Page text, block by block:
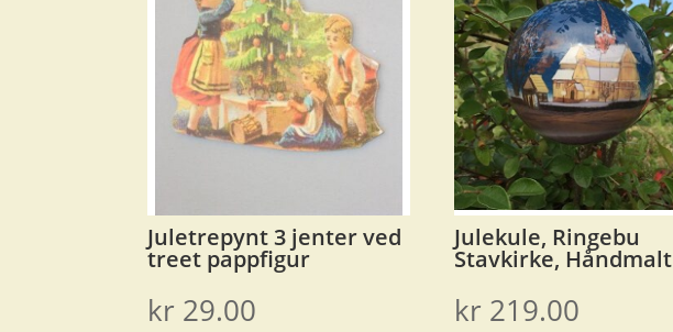
Juletrepynt 3 jenter ved
treet pappfigur
kr 29.00
Julekule, Ringebu
Stavkirke, Håndmalt
kr 219.00